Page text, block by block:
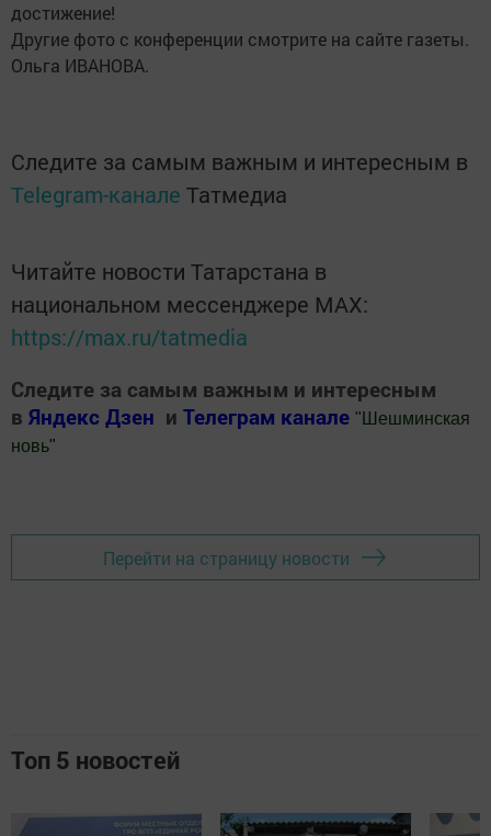
достижение!
Другие фото с конференции смотрите на сайте газеты.
Ольга ИВАНОВА.
Следите за самым важным и интересным в
Telegram-канале Татмедиа
Читайте новости Татарстана в
национальном мессенджере MАХ:
https://max.ru/tatmedia
Следите за самым важным и интересным
в Яндекс Дзен и Телеграм канале " Шешминская
новь"
Перейти на страницу новости
Топ 5 новостей